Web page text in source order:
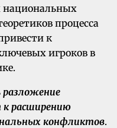
национальных
процесса
к
игроков в
разложение
к расширению
конфликтов.